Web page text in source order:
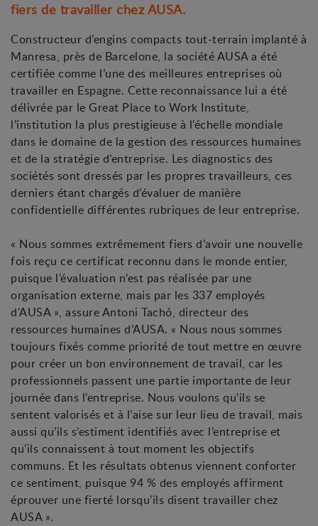
fiers de travailler chez AUSA.
Constructeur d’engins compacts tout-terrain implanté à
Manresa, près de Barcelone, la société AUSA a été
certifiée comme l’une des meilleures entreprises où
travailler en Espagne. Cette reconnaissance lui a été
délivrée par le Great Place to Work Institute,
l’institution la plus prestigieuse à l’échelle mondiale
dans le domaine de la gestion des ressources humaines
et de la stratégie d’entreprise. Les diagnostics des
sociétés sont dressés par les propres travailleurs, ces
derniers étant chargés d’évaluer de manière
confidentielle différentes rubriques de leur entreprise.
« Nous sommes extrêmement fiers d’avoir une nouvelle
fois reçu ce certificat reconnu dans le monde entier,
puisque l’évaluation n’est pas réalisée par une
organisation externe, mais par les 337 employés
d’AUSA », assure Antoni Tachó, directeur des
ressources humaines d’AUSA. « Nous nous sommes
toujours fixés comme priorité de tout mettre en œuvre
pour créer un bon environnement de travail, car les
professionnels passent une partie importante de leur
journée dans l’entreprise. Nous voulons qu’ils se
sentent valorisés et à l’aise sur leur lieu de travail, mais
aussi qu’ils s’estiment identifiés avec l’entreprise et
qu’ils connaissent à tout moment les objectifs
communs. Et les résultats obtenus viennent conforter
ce sentiment, puisque 94 % des employés affirment
éprouver une fierté lorsqu’ils disent travailler chez
AUSA ».